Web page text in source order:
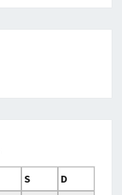
S
D